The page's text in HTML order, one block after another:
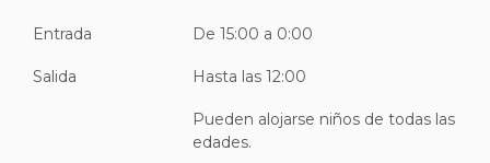
Entrada De 15:00 a 0:00
Salida Hasta las 12:00
Pueden alojarse niños de todas las
edades.